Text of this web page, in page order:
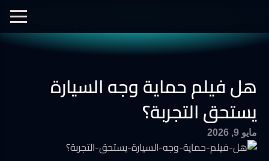
نانو سيراميك
أفلام الحماية
العزل الحراري
هل فيلم حماية وجه السيارة
يستحق التجربة؟
مايو 9, 2026